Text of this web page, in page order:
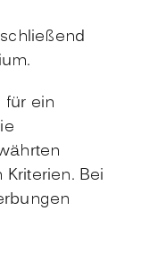
ein
Bei